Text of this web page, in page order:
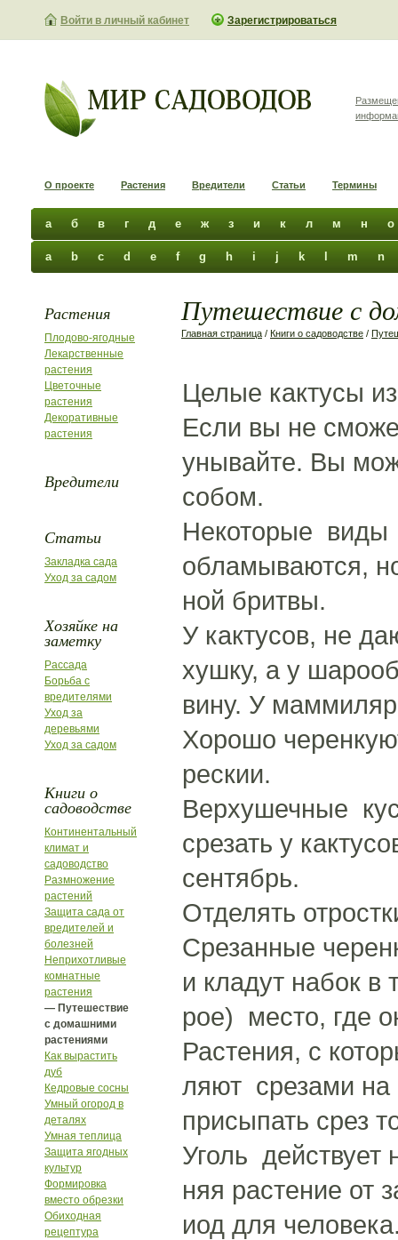
Войти в личный кабинет Зарегистрироваться
О проекте Растения Вредители Статьи Термины
а б в г д е ж з и к л м н о
a b c d e f g h i j k m n
Растения
Плодово-ягодные
Лекарственные
растения
Цветочные
растения
Декоративные
растения
Вредители
Статьи
Закладка сада
Уход за садом
Хозяйке на
заметку
Рассада
Борьба с
вредителями
Уход за
деревьями
Уход за садом
Книги о
садоводстве
Континентальный
климат и
садоводство
Размножение
растений
Защита сада от
вредителей и
болезней
Неприхотливые
комнатные
растения
— Путешествие
с домашними
растениями
Как вырастить
дуб
Кедровые сосны
Умный огород в
деталях
Умная теплица
Защита ягодных
культур
Формировка
вместо обрезки
Обиходная
рецептура
Путешествие с
Главная страница / Книги о садоводстве /
Целые кактусы
Если вы не
унывайте. Вы
собом.
Некоторые виды
обламываются,
ной бритвы.
У кактусов, не
хушку, а у
вину. У
Хорошо
рескии.
Верхушечные
срезать у
сентябрь.
Отделять
Срезанные
и кладут набок
рое) место, где
Растения, с
ляют срезами на
присыпать срез
Уголь
няя растение от
иод для